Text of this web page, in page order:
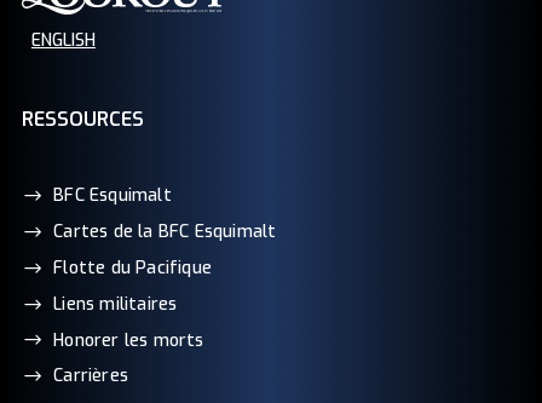
ENGLISH
RESSOURCES
BFC Esquimalt
Cartes de la BFC Esquimalt
Flotte du Pacifique
Liens militaires
Honorer les morts
Carrières